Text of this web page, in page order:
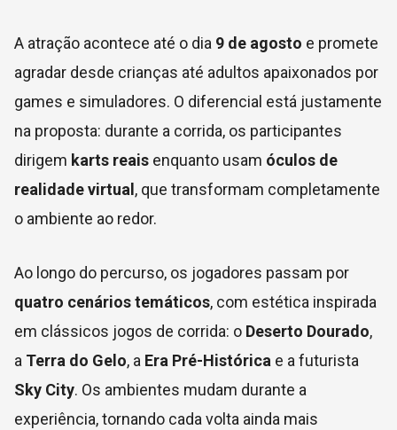
A atração acontece até o dia 9 de agosto e promete
agradar desde crianças até adultos apaixonados por
games e simuladores. O diferencial está justamente
na proposta: durante a corrida, os participantes
dirigem karts reais enquanto usam óculos de
realidade virtual , que transformam completamente
o ambiente ao redor.
Ao longo do percurso, os jogadores passam por
quatro cenários temáticos, com estética inspirada
em clássicos jogos de corrida: o Deserto Dourado,
a Terra do Gelo, a Era Pré-Histórica e a futurista
Sky City. Os ambientes mudam durante a
experiência, tornando cada volta ainda mais